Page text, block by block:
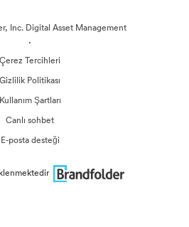
Inc. Digital Asset Management
·
Çerez Tercihleri
Gizlilik Politikası
Kullanım Şartları
Canlı sohbet
E-posta desteği